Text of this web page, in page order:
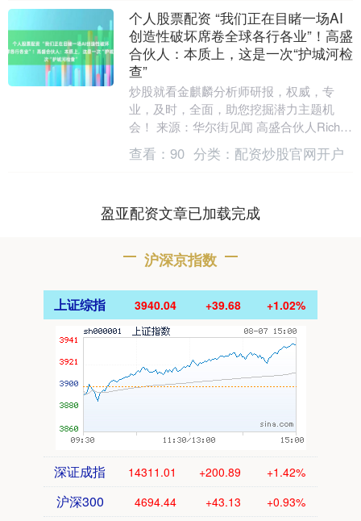
个人股票配资 “我们正在目睹一场AI
创造性破坏席卷全球各行各业”！高盛
合伙人：本质上，这是一次“护城河检
查”
炒股就看金麒麟分析师研报，权威，专
业，及时，全面，助您挖掘潜力主题机
会！ 来源：华尔街见闻 高盛合伙人Rich
Privorotsky警告称，一场由人工智能驱
动....
查看： 90 分类： 配资炒股官网开户
盈亚配资文章已加载完成
沪深京指数
上证综指 3940.04 +39.68 +1.02%
深证成指 14311.01 +200.89 +1.42%
沪深300 4694.44 +43.13 +0.93%